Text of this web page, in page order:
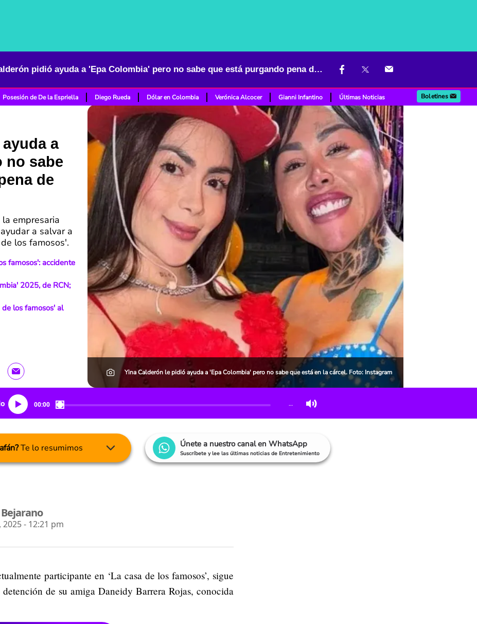
Yina Calderón pidió ayuda a 'Epa Colombia' pero no sabe que está purgando pena de prisión
Posesión de De la Espriella Diego Rueda Dólar en Colombia Verónica Alcocer Gianni Infantino Últimas Noticias Boletines
a
no sabe
de
empresaria
a salvar a
los famosos'.
famosos': accidente
2025, de RCN;
de los famosos' al
Yina Calderón le pidió ayuda a 'Epa Colombia' pero no sabe que está en la cárcel. Foto: Instagram
00:00 …
Te lo resumimos Únete a nuestro canal en WhatsApp
Suscríbete y lee las últimas noticias de Entretenimiento
2025 - 12:21 pm
participante en ‘La casa de los famosos’, sigue
de su amiga Daneidy Barrera Rojas, conocida